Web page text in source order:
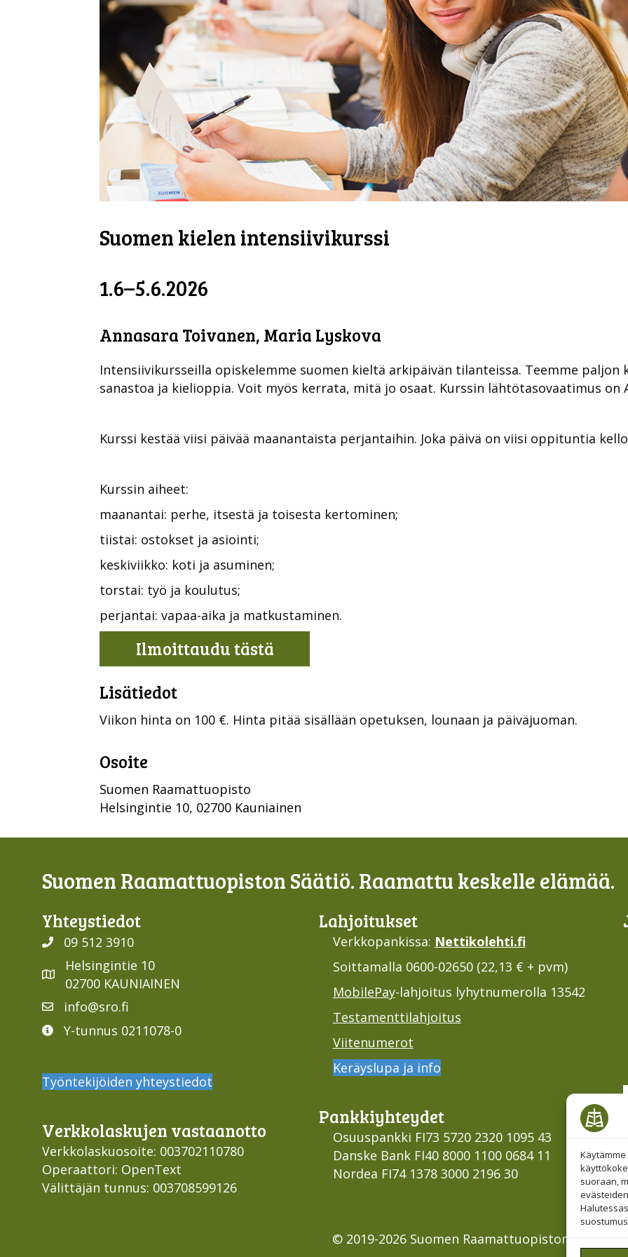
suoraan,
Suomen kielen intensiivikurssi
1.6–5.6.2026
Annasara Toivanen, Maria Lyskova
Intensiivikursseilla opiskelemme suomen kieltä arkipäivän tilanteissa. Teemme
sanastoa ja kielioppia. Voit myös kerrata, mitä jo osaat. Kurssin lähtötasovaatimus on
Kurssi kestää viisi päivää maanantaista perjantaihin. Joka päivä on viisi oppituntia kello
Kurssin aiheet:
maanantai: perhe, itsestä ja toisesta kertominen;
tiistai: ostokset ja asiointi;
keskiviikko: koti ja asuminen;
torstai: työ ja koulutus;
perjantai: vapaa-aika ja matkustaminen.
Ilmoittaudu tästä
Lisätiedot
Viikon hinta on 100 €. Hinta pitää sisällään opetuksen, lounaan ja päiväjuoman.
Osoite
Suomen Raamattuopisto
Helsingintie 10, 02700 Kauniainen
Suomen Raamattuopiston Säätiö. Raamattu keskelle elämää.
Yhteys­tiedot
09 512 3910
Helsingintie 10
02700 KAUNIAINEN
info@sro.fi
Y-tunnus 0211078-0
Työntekijöiden yhteystiedot
Verkko­laskujen vastaan­otto
Verkkolaskuosoite: 003702110780
Operaattori: OpenText
Välittäjän tunnus: 003708599126
Lahjoi­tukset
Verkkopankissa: Nettikolehti.fi
Soittamalla 0600-02650 (22,13 € + pvm)
MobilePay-lahjoitus lyhytnumerolla 13542
Testamenttilahjoitus
Viitenumerot
Keräyslupa ja info
Pankki­yhteydet
Osuuspankki FI73 5720 2320 1095 43
Danske Bank FI40 8000 1100 0684 11
Nordea FI74 1378 3000 2196 30
© 2019-2026 Suomen Raamattuopiston Säätiö